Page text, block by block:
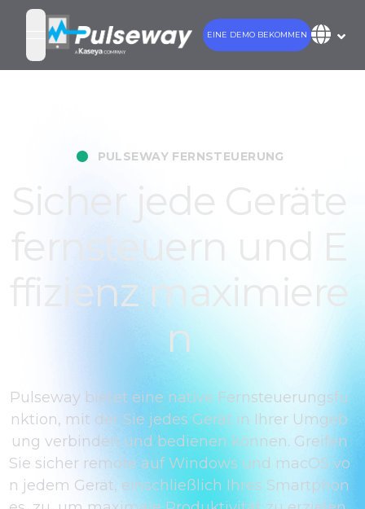
open navigation menu
EINE DEMO BEKOMMEN
• PULSEWAY FERNSTEUERUNG
ffizienz maximiere
n
Pulseway bietet eine native Fernsteuerungsfu
nktion, mit der Sie jedes Gerät in Ihrer Umgeb
ung verbinden und bedienen können. Greifen
Sie sicher remote auf Windows und macOS vo
n jedem Gerät, einschließlich Ihres Smartphon